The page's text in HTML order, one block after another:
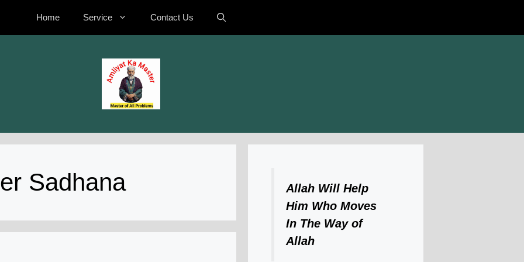
Home Service Contact Us
Sadhana
Allah Will Help
Him Who Moves
In The Way of
Allah